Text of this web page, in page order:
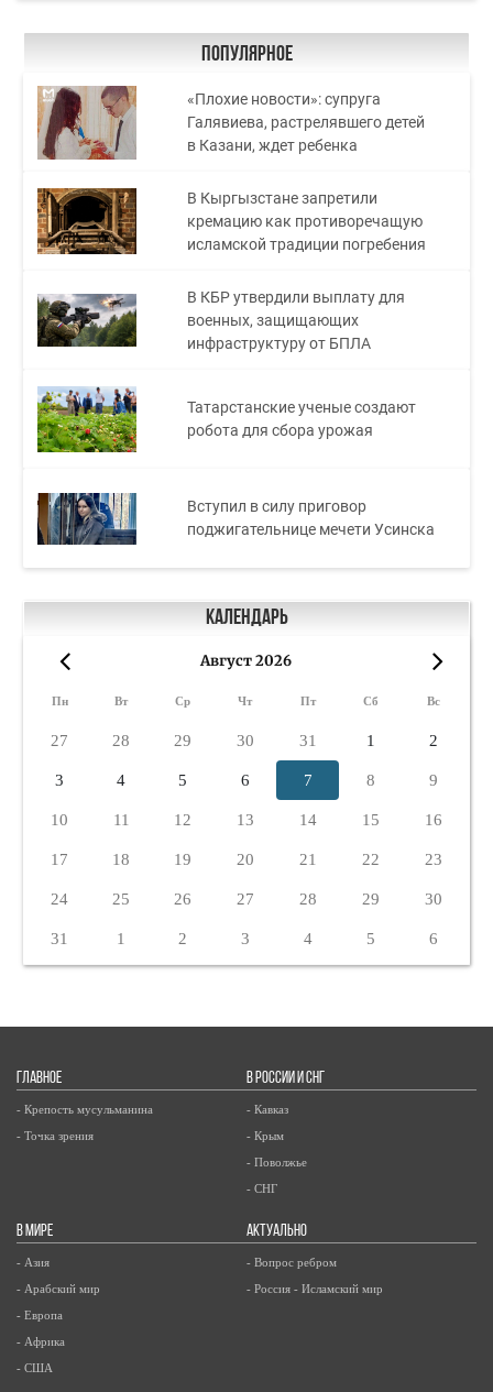
Популярное
«Плохие новости»: супруга
Галявиева, растрелявшего детей
в Казани, ждет ребенка
В Кыргызстане запретили
кремацию как противоречащую
исламской традиции погребения
В КБР утвердили выплату для
военных, защищающих
инфраструктуру от БПЛА
Татарстанские ученые создают
робота для сбора урожая
Вступил в силу приговор
поджигательнице мечети Усинска
Календарь
Август 2026
Пн Вт Ср Чт Пт Сб Вс
27 28 29 30 31 1 2
3 4 5 6 7 8 9
10 11 12 13 14 15 16
17 18 19 20 21 22 23
24 25 26 27 28 29 30
31 1 2 3 4 5 6
ГЛАВНОЕ
- Крепость мусульманина
- Точка зрения
В РОССИИ И СНГ
- Кавказ
- Крым
- Поволжье
- СНГ
В МИРЕ
- Азия
- Арабский мир
- Европа
- Африка
- США
АКТУАЛЬНО
- Вопрос ребром
- Россия - Исламский мир